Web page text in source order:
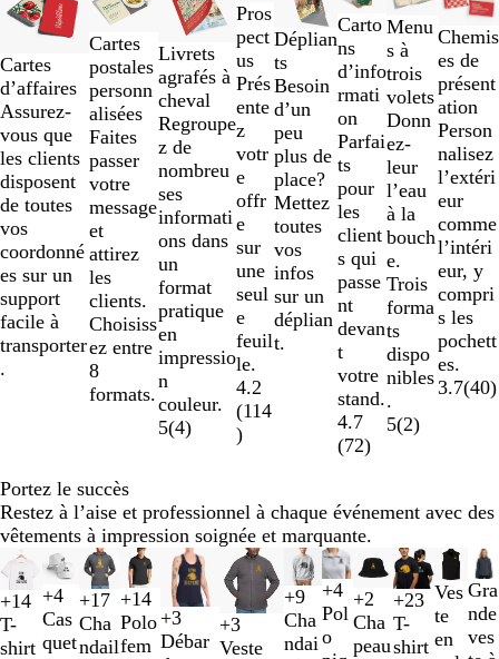
Cartes
d’affaires
Assurez-
vous que
les clients
disposent
de toutes
vos
coordonné
es sur un
support
facile à
transporter
.
Cartes
postales
personn
alisées
Faites
passer
votre
message
et
attirez
les
clients.
Choisiss
ez entre
8
formats.
Livrets
agrafés à
cheval
Regroupe
z de
nombreu
ses
informati
ons dans
un
format
pratique
en
impressio
n
couleur.
5(4)
Pros
pect
us
Prés
ente
z
votr
e
offr
e
sur
une
seul
e
feuil
le.
4.2
(114
)
Déplian
ts
Besoin
d’un
peu
plus de
place?
Mettez
toutes
vos
infos
sur un
déplian
t.
Carto
ns
d’info
rmati
on
Parfai
ts
pour
les
client
s qui
passe
nt
devan
t
votre
stand.
4.7
(72)
Menu
s à
trois
volets
Donn
ez-
leur
l’eau
à la
bouch
e.
Trois
forma
ts
dispo
nibles
.
5(2)
Chemis
es de
présent
ation
Person
nalisez
l’extéri
eur
comme
l’intéri
eur, y
compri
s les
pochett
es.
3.7(40)
à
sur
8
Portez le succès
Restez à l’aise et professionnel à chaque événement avec des
vêtements à impression soignée et marquante.
Nouveau prix bas
B
e
R
o
É
c
B
r
+14
T-
shirt
N
o
i
B
l
e
V
e
r
G
r
i
+4
Cas
quet
G
r
J
a
M
a
B
l
+17
Cha
ndail
Nouvelles options
B
l
V
e
V
e
O
r
+14
Polo
fem
N
o
T
u
G
r
G
r
+3
Débar
Nouvelles options
R
B
B
B
+3
Veste
Nouvelles options
G
r
i
G
r
i
G
r
i
B
l
e
+9
Cha
ndai
#
2
5
#
1
F
#
A
F
#
0
0
+4
Pol
o
K
a
R
o
B
l
B
l
+2
Cha
peau
Nouvelles
J
a
G
r
O
r
V
e
+23
T-
shirt
N
o
i
B
l
e
G
r
a
Ves
te
en
N
o
i
B
l
e
G
r
i
Gra
nde
ves
Diapositives
1
à
2
sur